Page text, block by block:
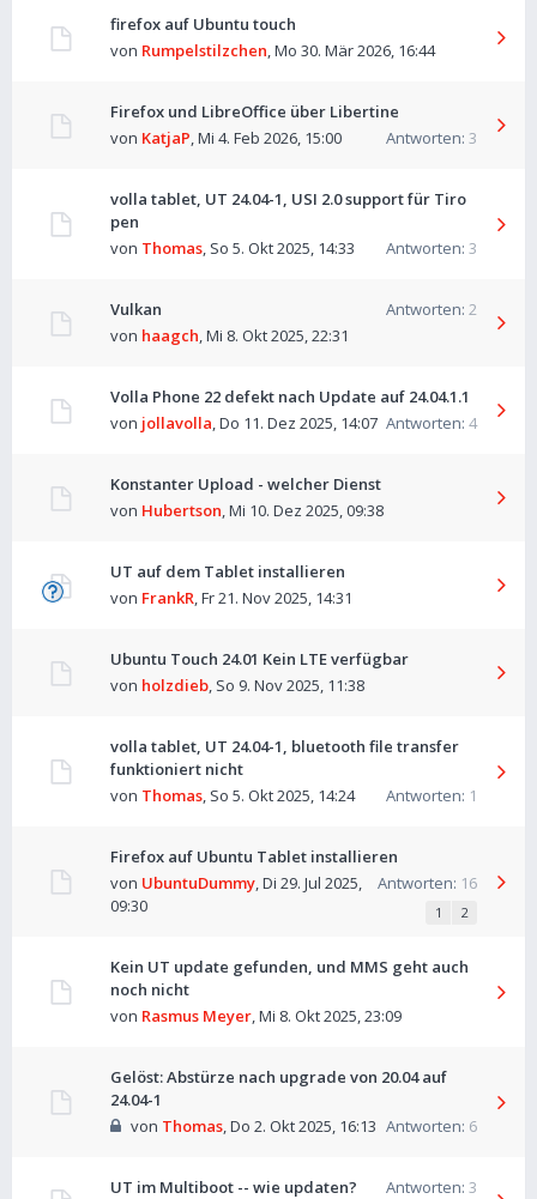
firefox auf Ubuntu touch
von Rumpelstilzchen,Mo 30. Mär 2026, 16:44
Firefox und LibreOffice über Libertine
Antworten: 3
von KatjaP,Mi 4. Feb 2026, 15:00
volla tablet, UT 24.04-1, USI 2.0 support für Tiro
pen
Antworten: 3
von Thomas, So 5. Okt 2025, 14:33
Vulkan Antworten: 2
von haagch,Mi 8. Okt 2025, 22:31
Volla Phone 22 defekt nach Update auf 24.04.1.1
Antworten: 4
von jollavolla,Do 11. Dez 2025, 14:07
Konstanter Upload - welcher Dienst
von Hubertson,Mi 10. Dez 2025, 09:38
UT auf dem Tablet installieren
von FrankR,Fr 21. Nov 2025, 14:31
Ubuntu Touch 24.01 Kein LTE verfügbar
von holzdieb, So 9. Nov 2025, 11:38
volla tablet, UT 24.04-1, bluetooth file transfer
funktioniert nicht
Antworten: 1
von Thomas, So 5. Okt 2025, 14:24
Firefox auf Ubuntu Tablet installieren
Antworten: 16
von UbuntuDummy,Di 29. Jul 2025,
09:30
1 2
Kein UT update gefunden, und MMS geht auch
noch nicht
von Rasmus Meyer,Mi 8. Okt 2025, 23:09
Gelöst: Abstürze nach upgrade von 20.04 auf
24.04-1
Antworten: 6
von Thomas,Do 2. Okt 2025, 16:13
UT im Multiboot -- wie updaten? Antworten: 3